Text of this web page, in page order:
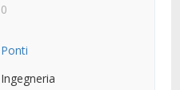
0
Ponti
Ingegneria